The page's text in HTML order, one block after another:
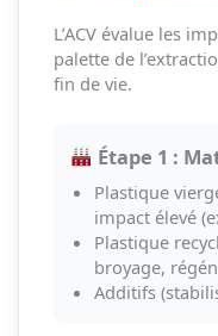
L’ACV évalue les
palette de
fin de vie.
Étape 1 :
Plastique
impact élevé
Plastique
broyage,
Additifs